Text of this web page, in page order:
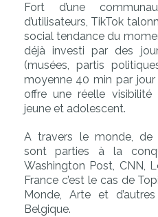
Fort d’une
d’utilisateurs, TikTok
social tendance du
déjà investi par des
(musées, partis
moyenne 40 min par
offre une réelle visibilité
jeune et adolescent.
A travers le monde, de
sont parties à la
Washington Post, CNN,
France c’est le cas de
Monde, Arte et
Belgique.